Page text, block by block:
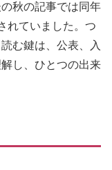
秋の記事では同年
れていました。つ
む鍵は、公表、入
し、ひとつの出来